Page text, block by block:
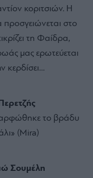
κοριτσιών. Η
στο
τη Φαίδρα,
μας ερωτεύεται
κερδίσει…
το βράδυ
(Mira)
Σουμέλη